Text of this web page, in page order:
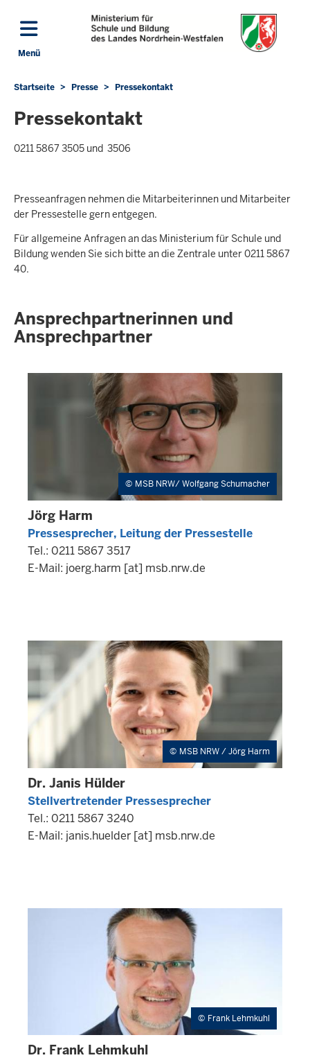
Direkt zum Inhalt
Menü
Sie
sich
hier
Startseite Presse Pressekontakt
Pressekontakt
0211 5867 3505 und 3506
Presseanfragen nehmen die Mitarbeiterinnen und Mitarbeiter
der Pressestelle gern entgegen.
Für allgemeine Anfragen an das Ministerium für Schule und
Bildung wenden Sie sich bitte an die Zentrale unter 0211 5867
40.
Ansprechpartnerinnen und
Ansprechpartner
MSB NRW/ Wolfgang Schumacher
Jörg Harm
Pressesprecher, Leitung der Pressestelle
Tel.: 0211 5867 3517
E-Mail: joerg.harm [at] msb.nrw.de
MSB NRW / Jörg Harm
Dr. Janis Hülder
Stellvertretender Pressesprecher
Tel.: 0211 5867 3240
E-Mail: janis.huelder [at] msb.nrw.de
Frank Lehmkuhl
Dr. Frank Lehmkuhl